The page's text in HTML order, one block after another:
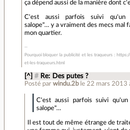
ça dépend aussi de la manière dont
C'est aussi parfois suivi qu'un
salope"… y a vraiment des mecs mal
mon quartier.
Pourquoi bloquer la publicité et les traqueurs :
et-les-traqueurs.html
[^] # Re: Des putes ?
Posté par windu.2b le 22 mars 2013
C'est aussi parfois suivi qu'un
salope"…
Il est tout de même étrange de